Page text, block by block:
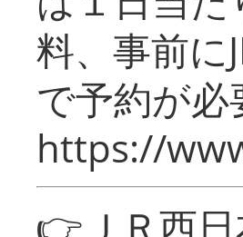
料、事前に
で予約が必
https://
👉ＪＲ西